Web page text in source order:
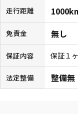
走行距離
免責金 無し
保証内容 保証１
法定整備 整備無